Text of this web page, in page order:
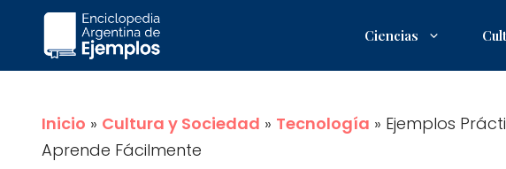
Saltar
contenido
Ciencias
Inicio » Cultura y Sociedad » Tecnología » Ejemplos
Aprende Fácilmente